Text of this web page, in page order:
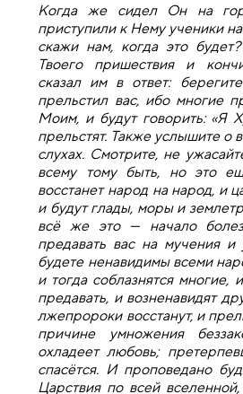
Когда же сидел Он на
приступили к Нему ученики
скажи нам, когда это
Твоего пришествия и
сказал им в ответ:
прельстил вас, ибо многие
Моим, и будут говорить: «Я
прельстят. Также услышите о
слухах. Смотрите, не
всему тому быть, но это
восстанет народ на народ, и
и будут глады, моры и
всё же это — начало
предавать вас на мучения и
будете ненавидимы всеми
и тогда соблазнятся многие,
предавать, и возненавидят
лжепророки восстанут, и
причине умножения
охладеет любовь;
спасётся. И проповедано
Царствия по всей вселенной,